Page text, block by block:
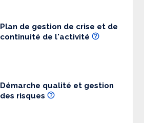
Plan de gestion de crise et de
continuité de l'activité
Démarche qualité et gestion
des risques